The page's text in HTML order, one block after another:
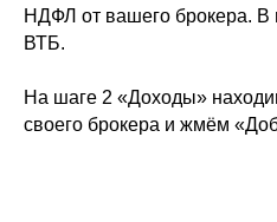
НДФЛ от вашего брокера. В
ВТБ.
На шаге 2 «Доходы»
своего брокера и жмём